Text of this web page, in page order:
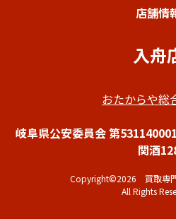
店舗情
入舟
おたからや総
岐阜県公安委員会 第
関酒
Copyright©2026 買取専
All Rights